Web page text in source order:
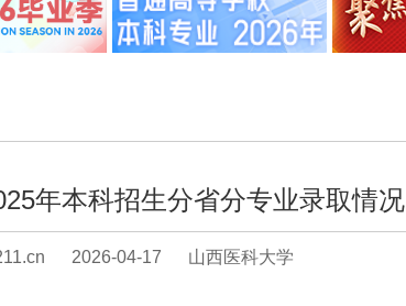
年本科招生分省分专业录取情况
2026-04-17 山西医科大学